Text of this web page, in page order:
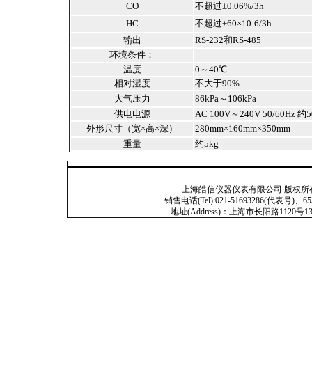
CO
不超过±0.06%/3h
HC
不超过±60×10-6/3h
输出
RS-232和RS-485
环境条件：
温度
0～40℃
相对湿度
不大于90%
大气压力
86kPa～106kPa
供电电源
AC 100V～240V 50/60Hz 约
外形尺寸（宽×高×深）
280mm×160mm×350mm
重量
约5kg
上海皓信仪器仪表有限公司 版权所
销售电话(Tel):021-51693286(代表号)、
地址(Address)：上海市长阳路1120号